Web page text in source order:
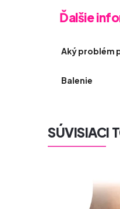
Ďalšie
Aký problém
Balenie
SÚVISIACI